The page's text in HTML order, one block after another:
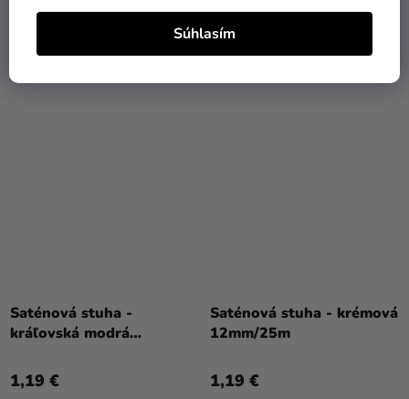
Súhlasím
1,19 €
DO KOŠÍKA
1,19 €
DO KOŠÍKA
Saténová stuha -
kráľovská modrá
1,19 €
Saténová stuha - krémová
12mm/25m
1,19 €